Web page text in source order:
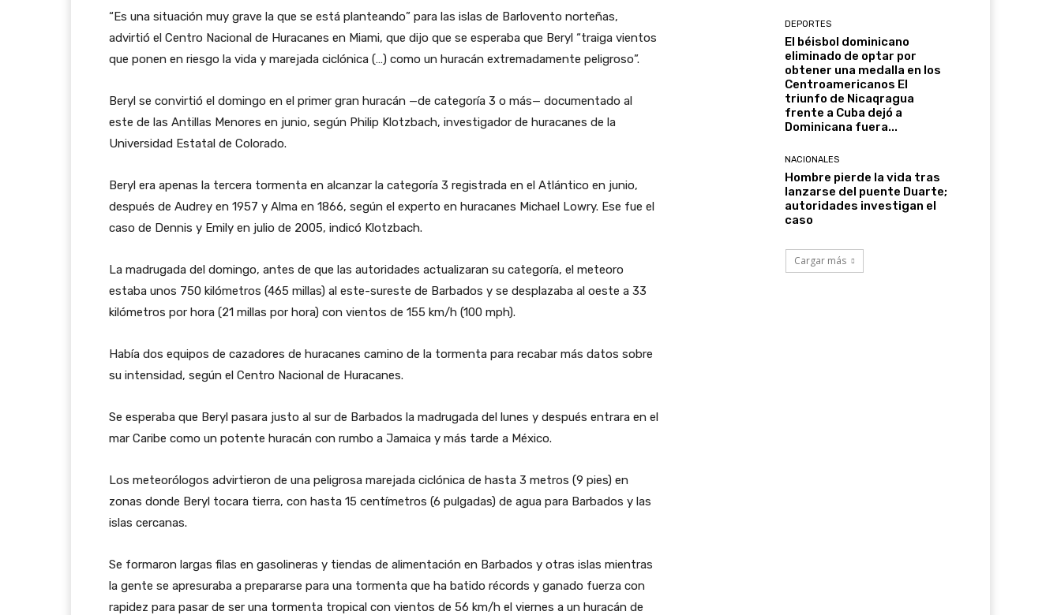
“Es una situación muy grave la que se está planteando” para las islas de Barlovento norteñas,
advirtió el Centro Nacional de Huracanes en Miami, que dijo que se esperaba que Beryl “traiga vientos
que ponen en riesgo la vida y marejada ciclónica (…) como un huracán extremadamente peligroso”.
Beryl se convirtió el domingo en el primer gran huracán —de categoría 3 o más— documentado al
este de las Antillas Menores en junio, según Philip Klotzbach, investigador de huracanes de la
Universidad Estatal de Colorado.
Beryl era apenas la tercera tormenta en alcanzar la categoría 3 registrada en el Atlántico en junio,
después de Audrey en 1957 y Alma en 1866, según el experto en huracanes Michael Lowry. Ese fue el
caso de Dennis y Emily en julio de 2005, indicó Klotzbach.
La madrugada del domingo, antes de que las autoridades actualizaran su categoría, el meteoro
estaba unos 750 kilómetros (465 millas) al este-sureste de Barbados y se desplazaba al oeste a 33
kilómetros por hora (21 millas por hora) con vientos de 155 km/h (100 mph).
Había dos equipos de cazadores de huracanes camino de la tormenta para recabar más datos sobre
su intensidad, según el Centro Nacional de Huracanes.
Se esperaba que Beryl pasara justo al sur de Barbados la madrugada del lunes y después entrara en el
mar Caribe como un potente huracán con rumbo a Jamaica y más tarde a México.
Los meteorólogos advirtieron de una peligrosa marejada ciclónica de hasta 3 metros (9 pies) en
zonas donde Beryl tocara tierra, con hasta 15 centímetros (6 pulgadas) de agua para Barbados y las
islas cercanas.
Se formaron largas filas en gasolineras y tiendas de alimentación en Barbados y otras islas mientras
la gente se apresuraba a prepararse para una tormenta que ha batido récords y ganado fuerza con
rapidez para pasar de ser una tormenta tropical con vientos de 56 km/h el viernes a un huracán de
DEPORTES
El béisbol dominicano
eliminado de optar por
obtener una medalla en los
Centroamericanos El
triunfo de Nicaqragua
frente a Cuba dejó a
Dominicana fuera...
NACIONALES
Hombre pierde la vida tras
lanzarse del puente Duarte;
autoridades investigan el
caso
Cargar más